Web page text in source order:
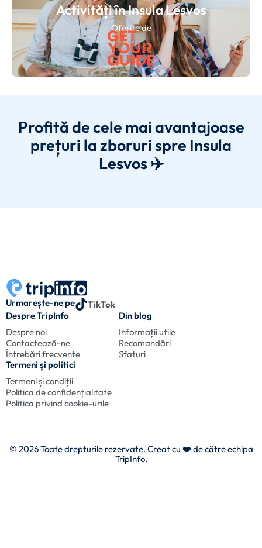
Activități în Insula Lesvos
Oferite de
Profită de cele mai avantajoase
prețuri la zboruri spre Insula
Lesvos ✈️
Urmarește-ne pe
TikTok
Despre TripInfo
Despre noi
Contactează-ne
Întrebări frecvente
Din blog
Informații utile
Recomandări
Sfaturi
Termeni și politici
Termeni și condiții
Politica de confidențialitate
Politica privind cookie-urile
© 2026 Toate drepturile rezervate. Creat cu ❤️ de către echipa
TripInfo.